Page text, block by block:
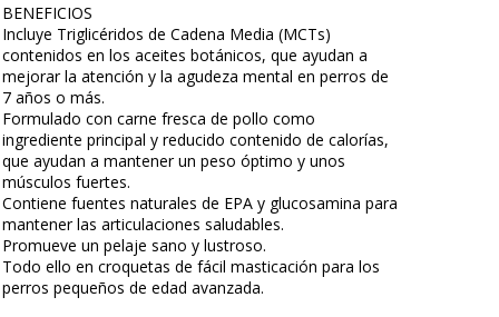
BENEFICIOS
Incluye Triglicéridos de Cadena Media (MCTs)
contenidos en los aceites botánicos, que ayudan a
mejorar la atención y la agudeza mental en perros de
7 años o más.
Formulado con carne fresca de pollo como
ingrediente principal y reducido contenido de calorías,
que ayudan a mantener un peso óptimo y unos
músculos fuertes.
Contiene fuentes naturales de EPA y glucosamina para
mantener las articulaciones saludables.
Promueve un pelaje sano y lustroso.
Todo ello en croquetas de fácil masticación para los
perros pequeños de edad avanzada.